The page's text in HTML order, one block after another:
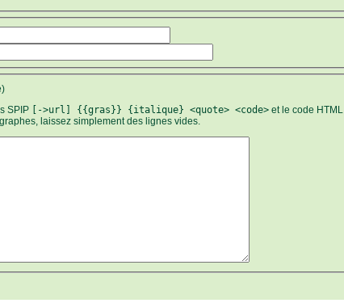
SPIP
[->url] {{gras}} {italique} <quote> <code> et le code HTML
laissez simplement des lignes vides.